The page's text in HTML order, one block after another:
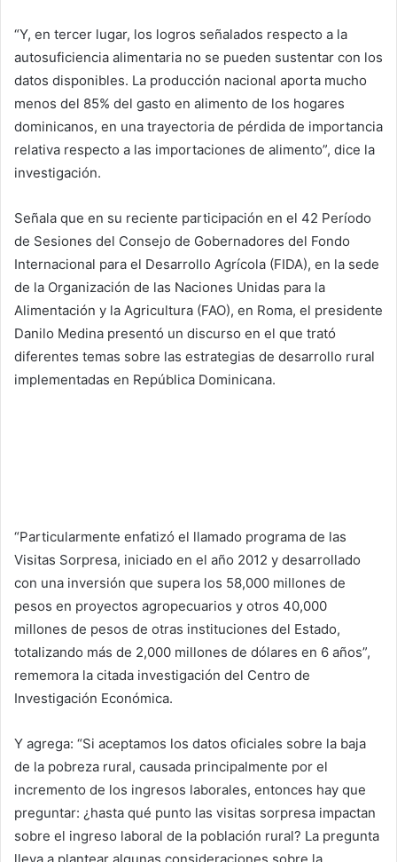
“Y, en tercer lugar, los logros señalados respecto a la
autosuficiencia alimentaria no se pueden sustentar con los
datos disponibles. La producción nacional aporta mucho
menos del 85% del gasto en alimento de los hogares
dominicanos, en una trayectoria de pérdida de importancia
relativa respecto a las importaciones de alimento”, dice la
investigación.
Señala que en su reciente participación en el 42 Período
de Sesiones del Consejo de Gobernadores del Fondo
Internacional para el Desarrollo Agrícola (FIDA), en la sede
de la Organización de las Naciones Unidas para la
Alimentación y la Agricultura (FAO), en Roma, el presidente
Danilo Medina presentó un discurso en el que trató
diferentes temas sobre las estrategias de desarrollo rural
implementadas en República Dominicana.
“Particularmente enfatizó el llamado programa de las
Visitas Sorpresa, iniciado en el año 2012 y desarrollado
con una inversión que supera los 58,000 millones de
pesos en proyectos agropecuarios y otros 40,000
millones de pesos de otras instituciones del Estado,
totalizando más de 2,000 millones de dólares en 6 años”,
rememora la citada investigación del Centro de
Investigación Económica.
Y agrega: “Si aceptamos los datos oficiales sobre la baja
de la pobreza rural, causada principalmente por el
incremento de los ingresos laborales, entonces hay que
preguntar: ¿hasta qué punto las visitas sorpresa impactan
sobre el ingreso laboral de la población rural? La pregunta